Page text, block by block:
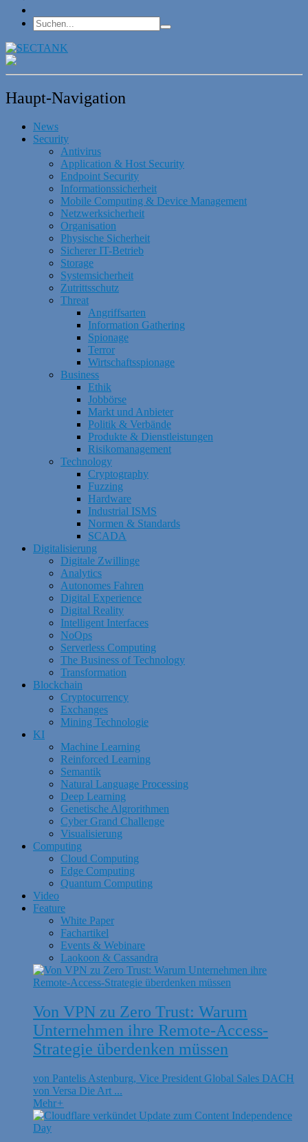
Haupt-Navigation
News
Security
Antivirus
Application & Host Security
Endpoint Security
Informationssicherheit
Mobile Computing & Device Management
Netzwerksicherheit
Organisation
Physische Sicherheit
Sicherer IT-Betrieb
Storage
Systemsicherheit
Zutrittsschutz
Threat
Angriffsarten
Information Gathering
Spionage
Terror
Wirtschaftsspionage
Business
Ethik
Jobbörse
Markt und Anbieter
Politik & Verbände
Produkte & Dienstleistungen
Risikomanagement
Technology
Cryptography
Fuzzing
Hardware
Industrial ISMS
Normen & Standards
SCADA
Digitalisierung
Digitale Zwillinge
Analytics
Autonomes Fahren
Digital Experience
Digital Reality
Intelligent Interfaces
NoOps
Serverless Computing
The Business of Technology
Transformation
Blockchain
Cryptocurrency
Exchanges
Mining Technologie
KI
Machine Learning
Reinforced Learning
Semantik
Natural Language Processing
Deep Learning
Genetische Algrorithmen
Cyber Grand Challenge
Visualisierung
Computing
Cloud Computing
Edge Computing
Quantum Computing
Video
Feature
White Paper
Fachartikel
Events & Webinare
Laokoon & Cassandra
Von VPN zu Zero Trust: Warum
Unternehmen ihre Remote-Access-
Strategie überdenken müssen
von Pantelis Astenburg, Vice President Global Sales DACH
von Versa Die Art ...
Mehr+